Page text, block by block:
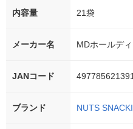
内容量 21袋
メーカー名 MDホールデ
JANコード
ブランド NUTS